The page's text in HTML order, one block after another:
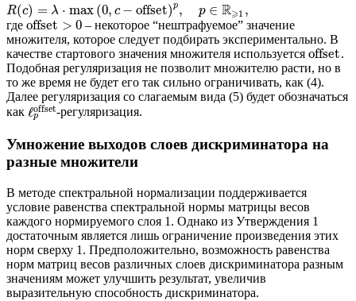
R(c) = λ ⋅ max (0, c − offset)p, p ∈ R⩾1 ,
где offset > 0– некоторое “нештрафуемое” значение
множителя, которое следует подбирать экспериментально. В
качестве стартового значения множителя используется offset.
Подобная регуляризация не позволит множителю расти, но в
то же время не будет его так сильно ограничивать, как (4).
Далее регуляризация со слагаемым вида (5) будет обозначаться
как ℓoffset
p -регуляризация.
Умножение выходов слоев дискриминатора на
разные множители
В методе спектральной нормализации поддерживается
условие равенства спектральной нормы матрицы весов
каждого нормируемого слоя 1. Однако из Утверждения 1
достаточным является лишь ограничение произведения этих
норм сверху 1. Предположительно, возможность равенства
норм матриц весов различных слоев дискриминатора разным
значениям может улучшить результат, увеличив
выразительную способность дискриминатора.